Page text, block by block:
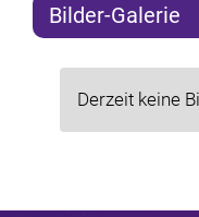
Bilder-Galerie
Derzeit keine